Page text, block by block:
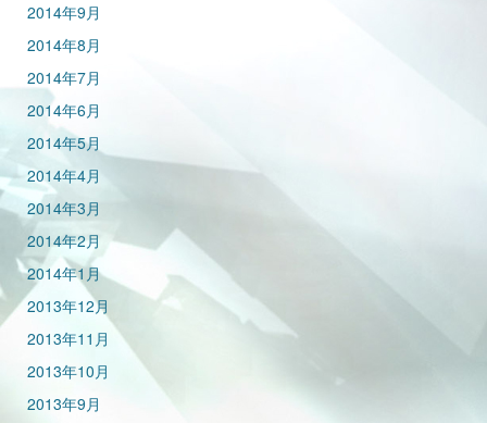
2014年9月
2014年8月
2014年7月
2014年6月
2014年5月
2014年4月
2014年3月
2014年2月
2014年1月
2013年12月
2013年11月
2013年10月
2013年9月